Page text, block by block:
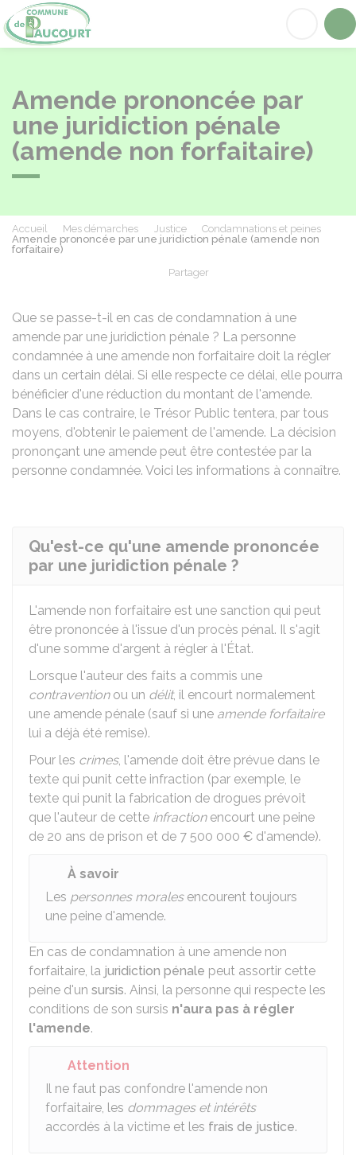
Amende prononcée par
une juridiction pénale
(amende non forfaitaire)
Accueil Mes démarches Justice
Condamnations et peines
Amende prononcée par une juridiction pénale (amende non
forfaitaire)
Partager
Que se passe-t-il en cas de condamnation à une
amende par une juridiction pénale ? La personne
condamnée à une amende non forfaitaire doit la régler
dans un certain délai. Si elle respecte ce délai, elle pourra
bénéficier d'une réduction du montant de l'amende.
Dans le cas contraire, le Trésor Public tentera, par tous
moyens, d'obtenir le paiement de l'amende. La décision
prononçant une amende peut être contestée par la
personne condamnée. Voici les informations à connaître.
Qu'est-ce qu'une amende prononcée
par une juridiction pénale ?
L'amende non forfaitaire est une sanction qui peut
être prononcée à l'issue d'un procès pénal. Il s'agit
d'une somme d'argent à régler à l'État.
Lorsque l'auteur des faits a commis une
contraventionou un délit, il encourt normalement
une amende pénale (sauf si une amende forfaitaire
lui a déjà été remise).
Pour les crimes, l'amende doit être prévue dans le
texte qui punit cette infraction (par exemple, le
texte qui punit la fabrication de drogues prévoit
que l'auteur de cette infractionencourt une peine
de 20 ans de prison et de 7 500 000 € d'amende).
À savoir
Les personnes moralesencourent toujours
une peine d'amende.
En cas de condamnation à une amende non
forfaitaire, la juridiction pénale peut assortir cette
peine d'un sursis. Ainsi, la personne qui respecte les
conditions de son sursis n'aura pas à régler
l'amende.
Attention
Il ne faut pas confondre l'amende non
forfaitaire, les dommages et intérêts
accordés à la victime et les frais de justice.